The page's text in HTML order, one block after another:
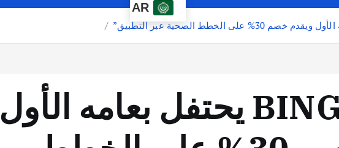
AR
“بنج – BINGE يحتفل بعامه الأول